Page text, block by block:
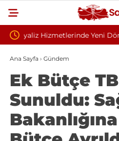
Yönetmelik Sivilce Sandı, Cilt
Dikişle Uyandı
Ana Sayfa › Gündem
Ek Bütçe
Sunuldu: